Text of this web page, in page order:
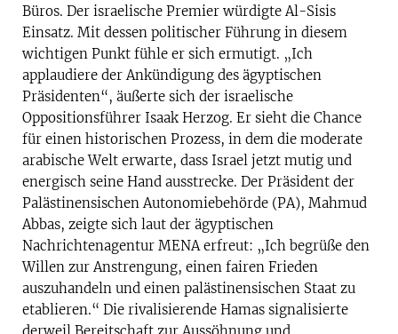
Büros. Der israelische Premier würdigte Al-Sisis
Einsatz. Mit dessen politischer Führung in diesem
wichtigen Punkt fühle er sich ermutigt. „Ich
applaudiere der Ankündigung des ägyptischen
Präsidenten“, äußerte sich der israelische
Oppositionsführer Isaak Herzog. Er sieht die Chance
für einen historischen Prozess, in dem die moderate
arabische Welt erwarte, dass Israel jetzt mutig und
energisch seine Hand ausstrecke. Der Präsident der
Palästinensischen Autonomiebehörde (PA), Mahmud
Abbas, zeigte sich laut der ägyptischen
Nachrichtenagentur MENA erfreut: „Ich begrüße den
Willen zur Anstrengung, einen fairen Frieden
auszuhandeln und einen palästinensischen Staat zu
etablieren.“ Die rivalisierende Hamas signalisierte